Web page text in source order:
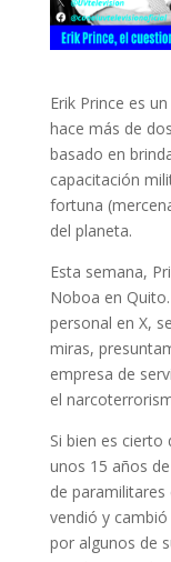
Erik Prince es
hace más de
basado en
capacitación
fortuna
del planeta.
Esta semana,
Noboa en
personal en X,
miras,
empresa de
el
Si bien es cierto
unos 15 años
de
vendió y
por algunos de